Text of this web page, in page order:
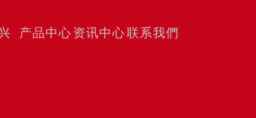
产品中心 资讯中心联系我們